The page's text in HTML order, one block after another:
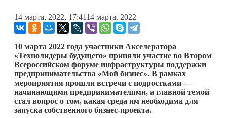
14 марта, 2022, 17:4114 марта, 2022
10 марта 2022 года участники Акселератора
«Технолидеры будущего» приняли участие во Втором
Всероссийском форуме инфраструктуры поддержки
предпринимательства «Мой бизнес». В рамках
мероприятия прошли встречи с подростками —
начинающими предпринимателями, а главной темой
стал вопрос о том, какая среда им необходима для
запуска собственного бизнес-проекта.